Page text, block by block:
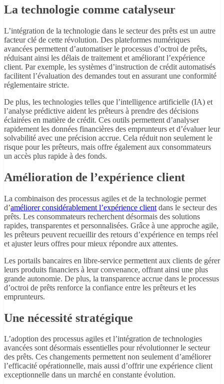
La technologie comme catalyseur
L’intégration de la technologie dans le secteur des prêts est un autre
facteur clé de cette révolution. Des plateformes numériques
avancées permettent d’automatiser le processus d’octroi de prêts,
réduisant ainsi les délais de traitement et améliorant l’expérience
client. Par exemple, les systèmes d’instruction de crédit automatisés
facilitent l’évaluation des demandes tout en assurant une conformité
réglementaire stricte.
De plus, les technologies telles que l’intelligence artificielle (IA) et
l’analyse prédictive aident les prêteurs à prendre des décisions
éclairées en matière de crédit. Ces outils permettent d’analyser
rapidement les données financières des emprunteurs et d’évaluer leur
solvabilité avec une précision accrue. Cela réduit non seulement le
risque pour les prêteurs, mais offre également aux consommateurs
un accès plus rapide à des fonds.
Amélioration de l’expérience client
La combinaison des processus agiles et de la technologie permet
d’améliorer considérablement l’expérience client dans le secteur des
prêts. Les consommateurs recherchent désormais des solutions
rapides, transparentes et personnalisées. Grâce à une approche agile,
les prêteurs peuvent recueillir des retours d’expérience en temps réel
et ajuster leurs offres pour mieux répondre aux attentes.
Les portails bancaires en libre-service permettent aux clients de gérer
leurs produits financiers à leur convenance, offrant ainsi une plus
grande autonomie. De plus, la transparence accrue dans le processus
d’octroi de prêts renforce la confiance entre les prêteurs et les
emprunteurs.
Une nécessité stratégique
L’adoption des processus agiles et l’intégration de technologies
avancées sont désormais essentielles pour révolutionner le secteur
des prêts. Ces changements permettent non seulement d’améliorer
l’efficacité opérationnelle, mais aussi d’offrir une expérience client
exceptionnelle dans un marché en constante évolution.